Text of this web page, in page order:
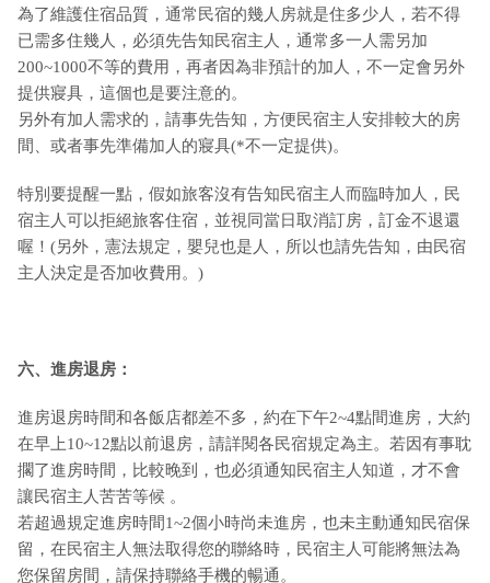
為了維護住宿品質，通常民宿的幾人房就是住多少人，若不得
已需多住幾人，必須先告知民宿主人，通常多一人需另加
200~1000不等的費用，再者因為非預計的加人，不一定會另外
提供寢具，這個也是要注意的。
另外有加人需求的，請事先告知，方便民宿主人安排較大的房
間、或者事先準備加人的寢具(*不一定提供)。
特別要提醒一點，假如旅客沒有告知民宿主人而臨時加人，民
宿主人可以拒絕旅客住宿，並視同當日取消訂房，訂金不退還
喔！(另外，憲法規定，嬰兒也是人，所以也請先告知，由民宿
主人決定是否加收費用。)
六、進房退房：
進房退房時間和各飯店都差不多，約在下午2~4點間進房，大約
在早上10~12點以前退房，請詳閱各民宿規定為主。若因有事耽
擱了進房時間，比較晚到，也必須通知民宿主人知道，才不會
讓民宿主人苦苦等候 。
若超過規定進房時間1~2個小時尚未進房，也未主動通知民宿保
留，在民宿主人無法取得您的聯絡時，民宿主人可能將無法為
您保留房間，請保持聯絡手機的暢通。